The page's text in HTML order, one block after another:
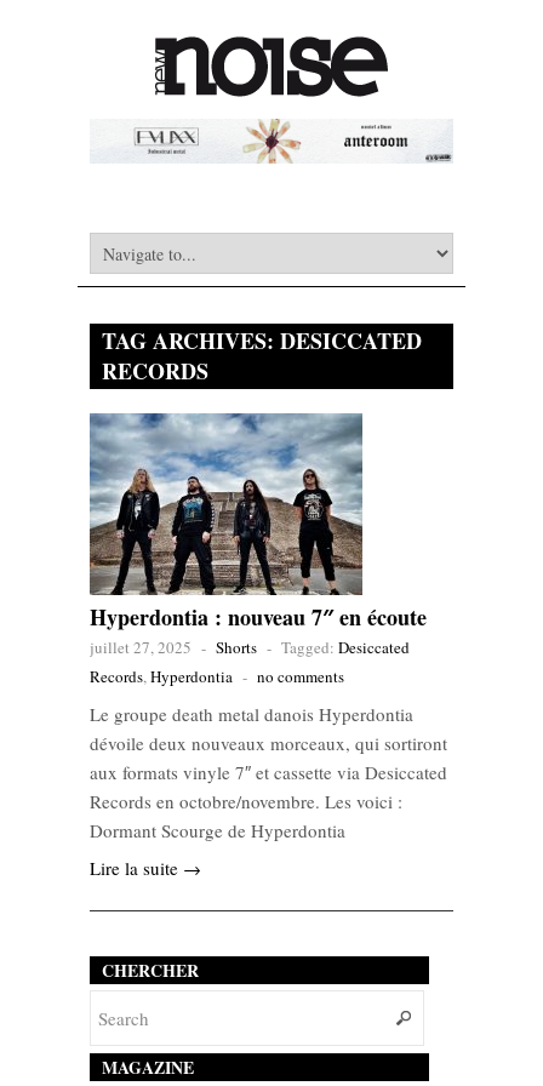
TAG ARCHIVES: DESICCATED
RECORDS
Hyperdontia : nouveau 7″ en écoute
juillet 27, 2025 - Shorts - Tagged: Desiccated
Records,Hyperdontia - no comments
Le groupe death metal danois Hyperdontia
dévoile deux nouveaux morceaux, qui sortiront
aux formats vinyle 7″ et cassette via Desiccated
Records en octobre/novembre. Les voici :
Dormant Scourge de Hyperdontia
Lire la suite →
CHERCHER
MAGAZINE